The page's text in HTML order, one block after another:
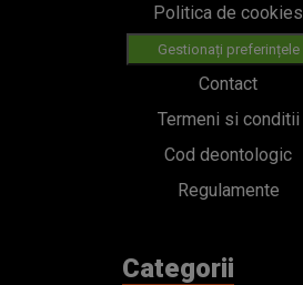
Politica de cookies
Gestionați preferințele
Contact
Termeni si conditii
Cod deontologic
Regulamente
Categorii